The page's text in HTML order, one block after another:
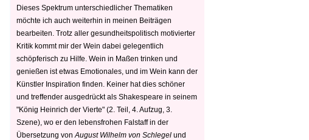
Dieses Spektrum unterschiedlicher Thematiken
möchte ich auch weiterhin in meinen Beiträgen
bearbeiten. Trotz aller gesundheitspolitisch motivierter
Kritik kommt mir der Wein dabei gelegentlich
schöpferisch zu Hilfe. Wein in Maßen trinken und
genießen ist etwas Emotionales, und im Wein kann der
Künstler Inspiration finden. Keiner hat dies schöner
und treffender ausgedrückt als Shakespeare in seinem
"König Heinrich der Vierte" (2. Teil, 4. Aufzug, 3.
Szene), wo er den lebensfrohen Falstaff in der
Übersetzung von August Wilhelm von Schlegel und